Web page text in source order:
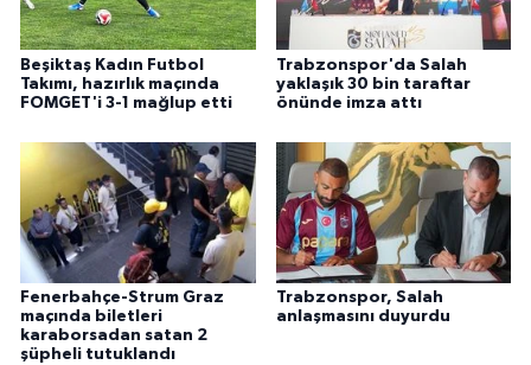
Beşiktaş Kadın Futbol
Takımı, hazırlık maçında
FOMGET'i 3-1 mağlup etti
Trabzonspor'da Salah
yaklaşık 30 bin taraftar
önünde imza attı
Fenerbahçe-Strum Graz
maçında biletleri
karaborsadan satan 2
şüpheli tutuklandı
Trabzonspor, Salah
anlaşmasını duyurdu